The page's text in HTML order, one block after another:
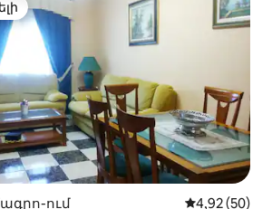
լավագույն տները
ում Միջին
4,92 (50)